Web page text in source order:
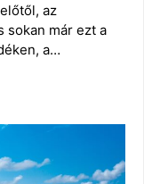
az
sokan már ezt a
a…